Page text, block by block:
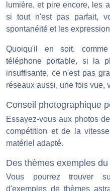
lumière, et pire encore, les
si tout n'est pas parfait,
spontanéité et les
Quoiqu'il en soit,
téléphone portable, si la
insuffisante, ce n'est pas
réseaux aussi, une fois vue,
Conseil photographique
Essayez-vous aux photos
compétition et de la
matériel adapté.
Des thèmes exemples
Vous pourrez trouver
d'exemples de thèmes